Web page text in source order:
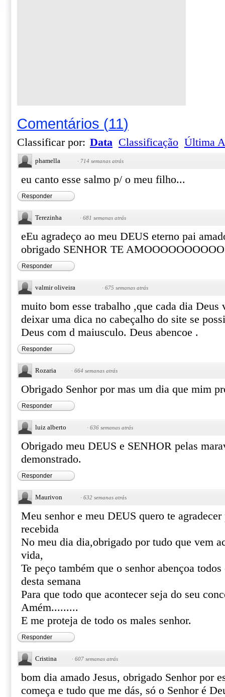
Comentários (11)
Classificar por: Data Classificação Última
phamella · 714 semanas atrás
eu canto esse salmo p/ o meu filho...
Responder
Terezinha · 681 semanas atrás
eEu agradeço ao meu DEUS eterno pai
obrigado SENHOR TE AMOOOOOOOOOO
Responder
valmir oliveira · 675 semanas atrás
muito bom esse trabalho ,que cada dia Deus
deixar uma dica no cabeçalho do site se
Deus com d maiusculo. Deus abencoe .
Responder
Rozaria · 664 semanas atrás
Obrigado Senhor por mas um dia que mim
Responder
luiz alberto · 636 semanas atrás
Obrigado meu DEUS e SENHOR pelas
demonstrado.
Responder
Maurivon · 632 semanas atrás
Meu senhor e meu DEUS quero te agradecer
recebida
No meu dia dia,obrigado por tudo que vem
vida,
Te peço também que o senhor abençoa
desta semana
Para que todo que acontecer seja do seu
Amém.........
E me proteja de todo os males senhor.
Responder
Cristina · 607 semanas atrás
bom dia amado Jesus, obrigado Senhor por
começa e tudo que me dás, só o Senhor é